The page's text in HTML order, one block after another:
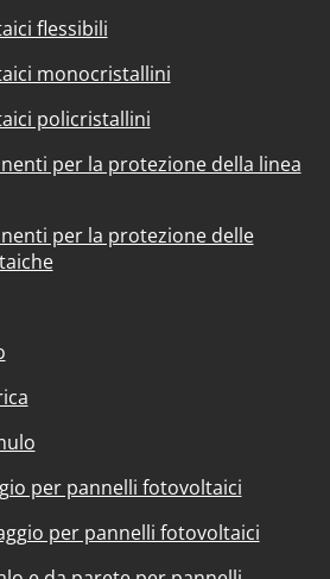
flessibili
monocristallini
policristallini
per la protezione della linea
per la protezione delle
per pannelli fotovoltaici
per pannelli fotovoltaici